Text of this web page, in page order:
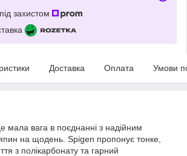
захистом
Доставка Оплата Умови
вага в поєднанні з надійним
на щодень. Spigen пропонує тонке,
з полікарбонату та гарний